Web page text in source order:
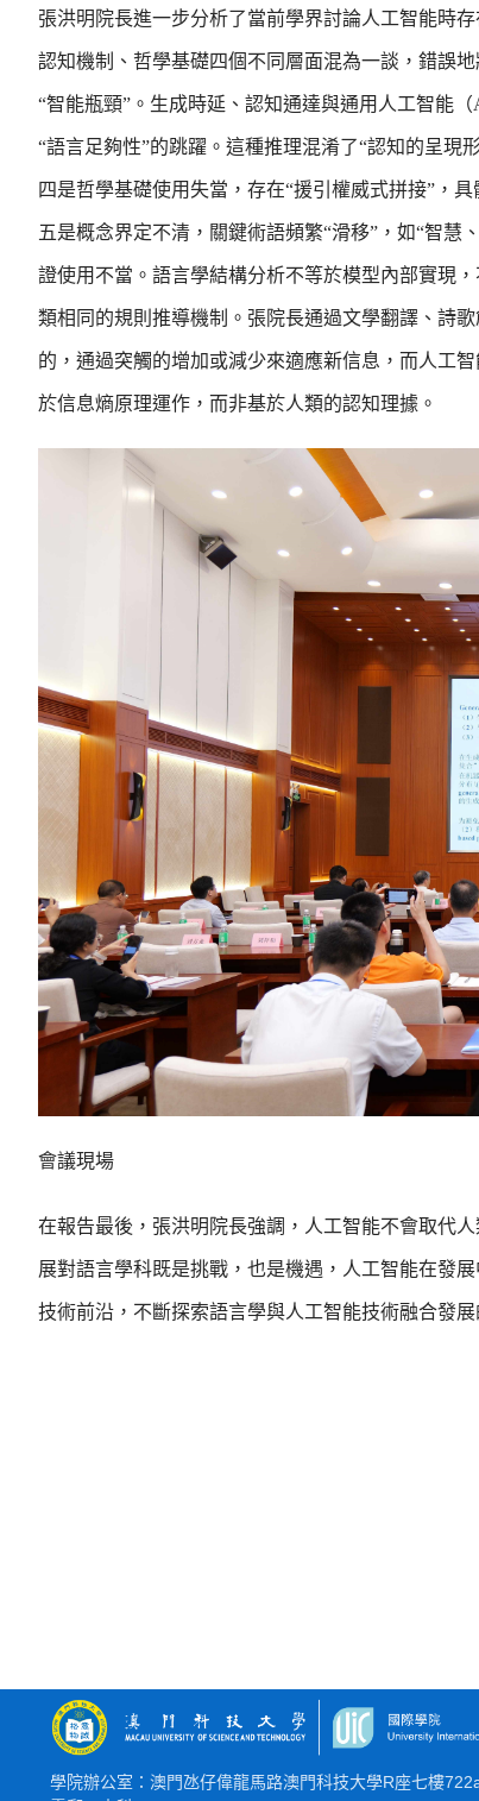
張洪明院長進一步分析了當前學界討論人工智能時
認知機制、哲學基礎四個不同層面混為一談，錯誤
“智能瓶頸”。生成時延、認知通達與通用人工智能
“語言足夠性”的跳躍。這種推理混淆了“認知的呈現
四是哲學基礎使用失當，存在“援引權威式拼接”，
五是概念界定不清，關鍵術語頻繁“滑移”，如“智慧
證使用不當。語言學結構分析不等於模型內部實現
類相同的規則推導機制。張院長通過文學翻譯、詩
的，通過突觸的增加或減少來適應新信息，而人工
於信息熵原理運作，而非基於人類的認知理據。
會議現場
在報告最後，張洪明院長強調，人工智能不會取代
展對語言學科既是挑戰，也是機遇，人工智能在發
技術前沿，不斷探索語言學與人工智能技術融合發展
學院辦公室：澳門氹仔偉龍馬路澳門科技大學R座七樓